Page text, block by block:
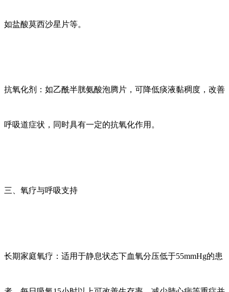
如盐酸莫西沙星片等。
抗氧化剂：如乙酰半胱氨酸泡腾片，可降低痰液黏稠度，改善
呼吸道症状，同时具有一定的抗氧化作用。
三、氧疗与呼吸支持
长期家庭氧疗：适用于静息状态下血氧分压低于55mmHg的患